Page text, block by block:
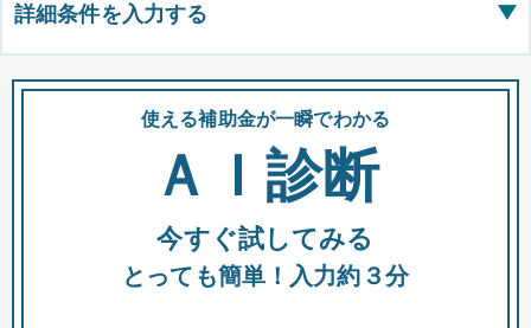
詳細条件を入力する ▶
都道府県
全国の検索結果を含めて表示
助成金 融資 出資
使える補助金が一瞬でわかる
ＡＩ診断
今すぐ試してみる
とっても簡単！入力約３分